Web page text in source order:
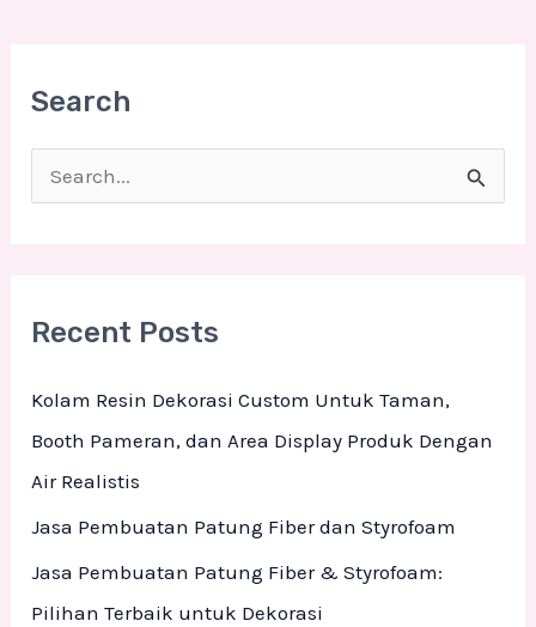
Search
cRecent Posts
Kolam Resin Dekorasi Custom Untuk Taman,
Booth Pameran, dan Area Display Produk Dengan
Air Realistis
Jasa Pembuatan Patung Fiber dan Styrofoam
Jasa Pembuatan Patung Fiber & Styrofoam:
Pilihan Terbaik untuk Dekorasi